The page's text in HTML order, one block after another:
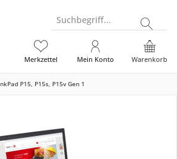
Suchbegriff...
Warenkorb
Merkzettel Mein Konto
P15, P15s, P15v Gen 1